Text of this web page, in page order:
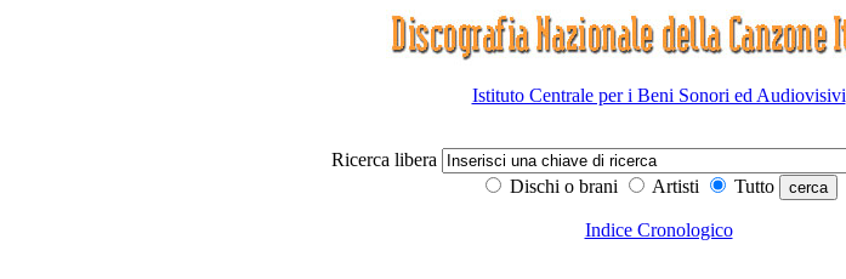
Istituto Centrale per i Beni Sonori ed Audiovisivi
Ricerca libera
Dischi o brani
Artisti Tutto
Indice Cronologico